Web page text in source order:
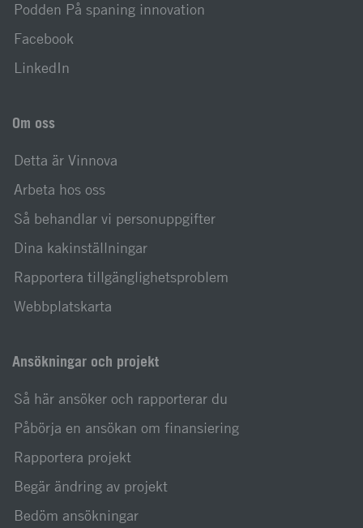
Podden På spaning innovation
Facebook
LinkedIn
Om oss
Detta är Vinnova
Arbeta hos oss
Så behandlar vi personuppgifter
Dina kakinställningar
Rapportera tillgänglighetsproblem
Webbplatskarta
Ansökningar och projekt
Så här ansöker och rapporterar du
Påbörja en ansökan om finansiering
Rapportera projekt
Begär ändring av projekt
Bedöm ansökningar